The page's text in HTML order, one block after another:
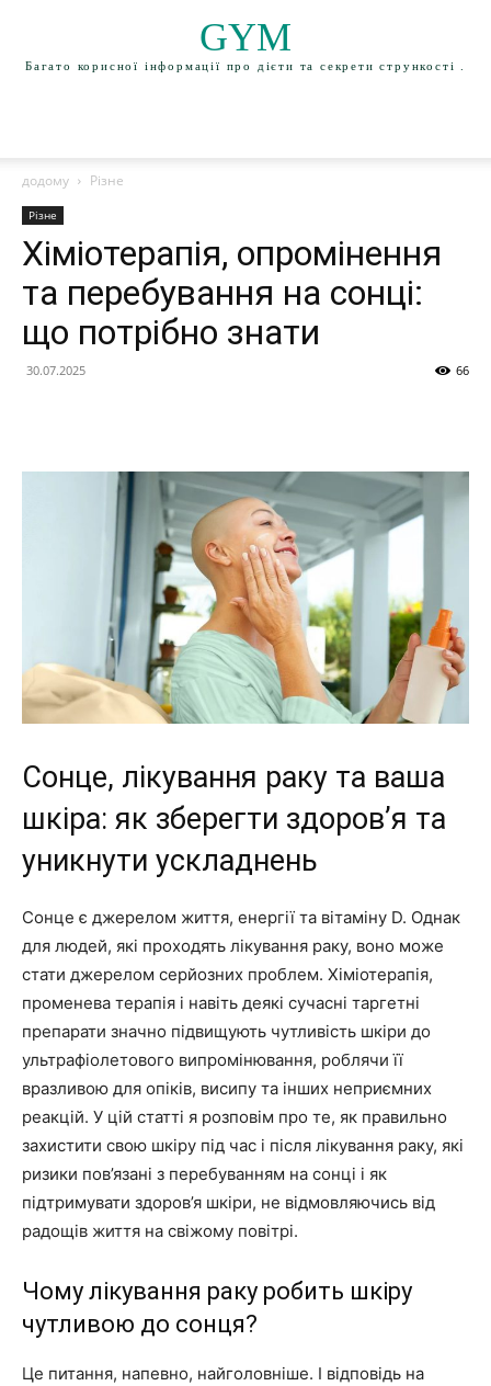
GYM
Багато корисної інформації про дієти та секрети стрункості .
додому Різне
Різне
Хіміотерапія, опромінення
та перебування на сонці:
що потрібно знати
30.07.2025 66
Сонце, лікування раку та ваша
шкіра: як зберегти здоров’я та
уникнути ускладнень
Сонце є джерелом життя, енергії та вітаміну D. Однак
для людей, які проходять лікування раку, воно може
стати джерелом серйозних проблем. Хіміотерапія,
променева терапія і навіть деякі сучасні таргетні
препарати значно підвищують чутливість шкіри до
ультрафіолетового випромінювання, роблячи її
вразливою для опіків, висипу та інших неприємних
реакцій. У цій статті я розповім про те, як правильно
захистити свою шкіру під час і після лікування раку, які
ризики пов’язані з перебуванням на сонці і як
підтримувати здоров’я шкіри, не відмовляючись від
радощів життя на свіжому повітрі.
Чому лікування раку робить шкіру
чутливою до сонця?
Це питання, напевно, найголовніше. І відповідь на